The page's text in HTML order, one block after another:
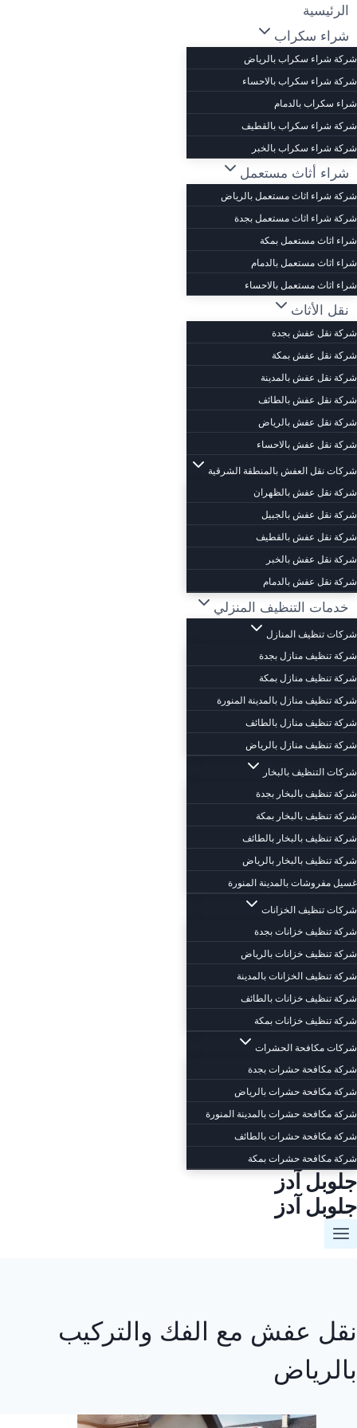
التجاوز
إلى
المحتوى
الرئيسية
شراء سكراب
شركة شراء سكراب بالرياض
شركة شراء سكراب بالاحساء
شراء سكراب بالدمام
شركة شراء سكراب بالقطيف
شركة شراء سكراب بالخبر
شراء أثاث مستعمل
شركة شراء اثاث مستعمل بالرياض
شركة شراء اثاث مستعمل بجدة
شراء اثاث مستعمل بمكة
شراء اثاث مستعمل بالدمام
شراء اثاث مستعمل بالاحساء
نقل الأثاث
شركة نقل عفش بجدة
شركة نقل عفش بمكة
شركة نقل عفش بالمدينة
شركة نقل عفش بالطائف
شركة نقل عفش بالرياض
شركة نقل عفش بالاحساء
شركات نقل العفش بالمنطقة الشرقية
شركة نقل عفش بالظهران
شركة نقل عفش بالجبيل
شركة نقل عفش بالقطيف
شركة نقل عفش بالخبر
شركة نقل عفش بالدمام
خدمات التنظيف المنزلي
شركات تنظيف المنازل
شركة تنظيف منازل بجدة
شركة تنظيف منازل بمكة
شركة تنظيف منازل بالمدينة المنورة
شركة تنظيف منازل بالطائف
شركة تنظيف منازل بالرياض
شركات التنظيف بالبخار
شركة تنظيف بالبخار بجدة
شركة تنظيف بالبخار بمكة
شركة تنظيف بالبخار بالطائف
شركة تنظيف بالبخار بالرياض
غسيل مفروشات بالمدينة المنورة
شركات تنظيف الخزانات
شركة تنظيف خزانات بجدة
شركة تنظيف خزانات بالرياض
شركة تنظيف الخزانات بالمدينة
شركة تنظيف خزانات بالطائف
شركة تنظيف خزانات بمكة
شركات مكافحة الحشرات
شركة مكافحة حشرات بجدة
شركة مكافحة حشرات بالرياض
شركة مكافحة حشرات بالمدينة المنورة
شركة مكافحة حشرات بالطائف
شركة مكافحة حشرات بمكة
جلوبل آدز
جلوبل آدز
نقل عفش مع الفك والتركيب
بالرياض